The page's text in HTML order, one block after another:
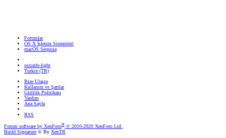
Forumlar
OS X İşletim Sistemleri
macOS Sequoia
osxinfo-light
Turkce (TR)
Bize Ulaşın
Kullanım ve Şartlar
Gizlilik Politikası
Yardım
Ana Sayfa
RSS
Forum software by XenForo® © 2010-2020 XenForo Ltd.
Build Signature © By XenTR